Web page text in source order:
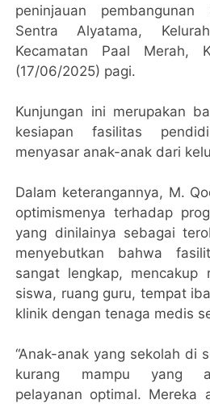
peninjauan
Sentra Alyatama,
Kecamatan Paal Merah,
(17/06/2025) pagi.
Kunjungan ini merupakan
kesiapan fasilitas
menyasar anak-anak dari
Dalam keterangannya, M.
optimismenya terhadap
yang dinilainya sebagai
menyebutkan bahwa
sangat lengkap, mencakup
siswa, ruang guru, tempat
klinik dengan tenaga medis
“Anak-anak yang sekolah di
kurang mampu yang
pelayanan optimal. Mereka